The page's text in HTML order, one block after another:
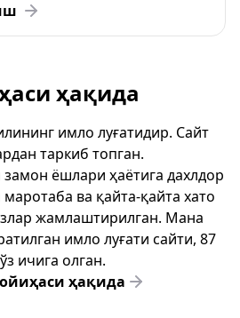
ҳақида
имло луғатидир. Сайт
таркиб топган.
ёшлари ҳаётига дахлдор
ва қайта-қайта хато
жамлаштирилган. Мана
имло луғати сайти, 87
ичига олган.
ҳақида